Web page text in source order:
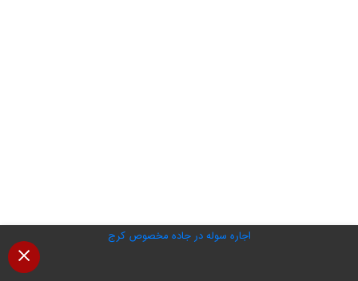
اجاره سوله در جاده مخصوص کرج